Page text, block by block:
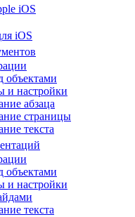
iOS
iOS
объектами
и настройки
абзаца
страницы
текста
объектами
и настройки
текста